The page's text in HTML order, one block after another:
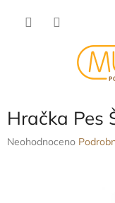
Hračka Pes
Průměrné
Neohodnoceno